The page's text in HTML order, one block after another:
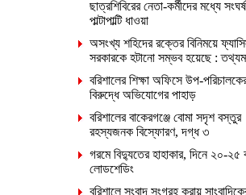
ছাত্রশিবিরের নেতা-কর্মীদের মধ্যে
পাল্টাপাল্টি ধাওয়া
অসংখ্য শহিদের রক্তের বিনিময়ে
সরকারকে হটানো সম্ভব হয়েছে :
বরিশালের শিক্ষা অফিসে উপ-
বিরুদ্ধে অভিযোগের পাহাড়
বরিশালের বাকেরগঞ্জে বোমা সদৃশ বস্তুর
রহস্যজনক বিস্ফোরণ, দগ্ধ ৩
গরমে বিদ্যুতের হাহাকার, দিনে ২০-২৫
লোডশেডিং
বরিশালে সংবাদ সংগ্রহ করায়